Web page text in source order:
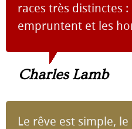
races très distinctes
empruntent et les
Charles Lamb
Le rêve est simple,